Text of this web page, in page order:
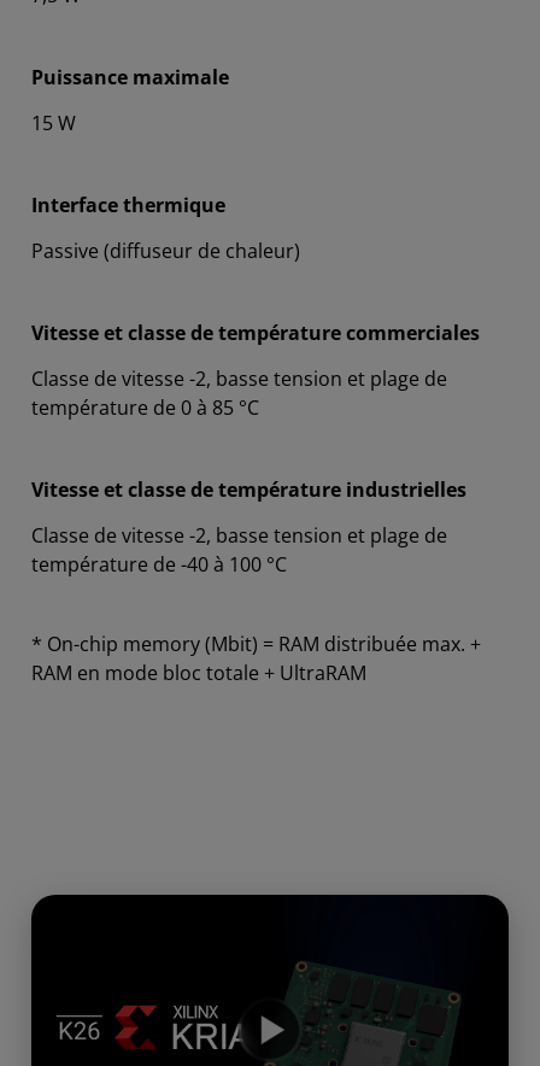
Puissance maximale
15 W
Interface thermique
Passive (diffuseur de chaleur)
Vitesse et classe de température commerciales
Classe de vitesse -2, basse tension et plage de
température de 0 à 85 °C
Vitesse et classe de température industrielles
Classe de vitesse -2, basse tension et plage de
température de -40 à 100 °C
* On-chip memory (Mbit) = RAM distribuée max. +
RAM en mode bloc totale + UltraRAM